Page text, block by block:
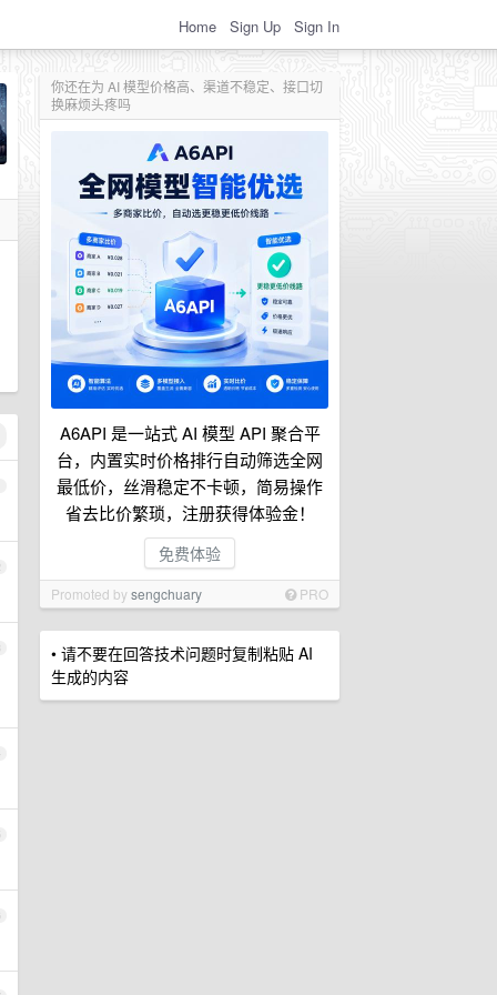
Home Sign Up Sign In
你还在为 AI 模型价格高、渠道不稳定、接口切
换麻烦头疼吗
A6API 是一站式 AI 模型 API 聚合平
台，内置实时价格排行自动筛选全网
最低价，丝滑稳定不卡顿，简易操作
省去比价繁琐，注册获得体验金！
免费体验
Promoted bysengchuary PRO
• 请不要在回答技术问题时复制粘贴 AI
生成的内容